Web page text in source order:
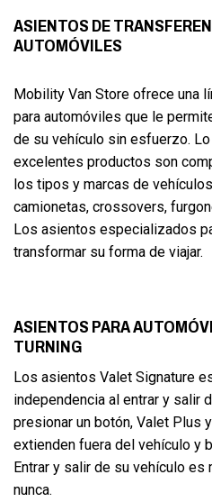
ASIENTOS DE
AUTOMÓVILES
Mobility Van Store ofrece una
para automóviles que le
de su vehículo sin esfuerzo.
excelentes productos son
los tipos y marcas de
camionetas, crossovers,
Los asientos especializados
transformar su forma de viajar.
ASIENTOS PARA
TURNING
Los asientos Valet Signature
independencia al entrar y salir
presionar un botón, Valet Plus
extienden fuera del vehículo y
Entrar y salir de su vehículo
nunca.